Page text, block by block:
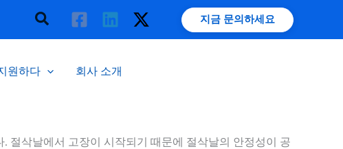
검
색
지금 문의하세요
원하다 회사 소개
절삭날에서 고장이 시작되기 때문에 절삭날의 안정성이 공